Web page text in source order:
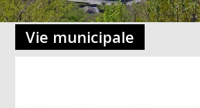
Vie municipale